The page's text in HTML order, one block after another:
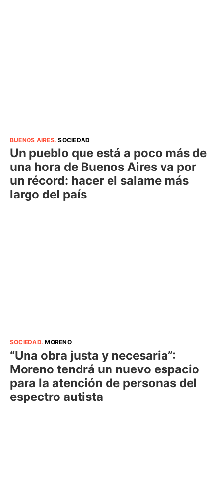
BUENOS AIRES.SOCIEDAD
Un pueblo que está a poco más de
una hora de Buenos Aires va por
un récord: hacer el salame más
largo del país
SOCIEDAD.MORENO
“Una obra justa y necesaria”:
Moreno tendrá un nuevo espacio
para la atención de personas del
espectro autista